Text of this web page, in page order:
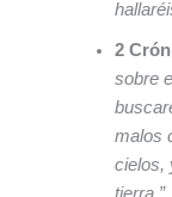
2
sobre
malos
cielos,